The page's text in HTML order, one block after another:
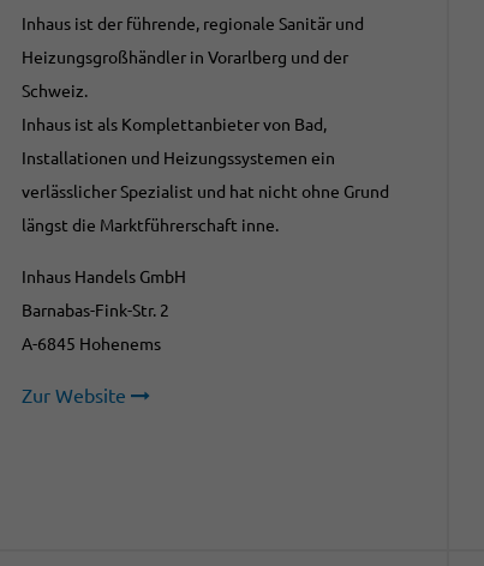
Inhaus ist der führende, regionale Sanitär und
Heizungsgroßhändler in Vorarlberg und der
Schweiz.
Inhaus ist als Komplettanbieter von Bad,
Installationen und Heizungssystemen ein
verlässlicher Spezialist und hat nicht ohne Grund
längst die Marktführerschaft inne.
Inhaus Handels GmbH
Barnabas-Fink-Str. 2
A-6845 Hohenems
Zur Website